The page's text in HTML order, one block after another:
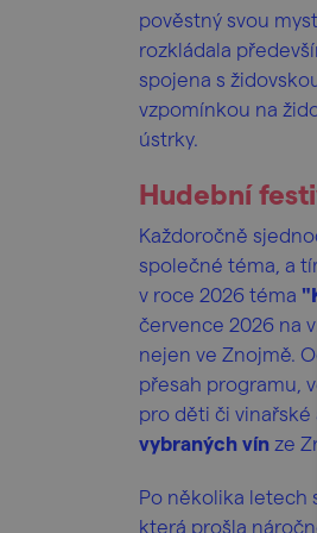
pověstný svou
rozkládala
spojena s
vzpomínkou na
ústrky.
Hudební
Každoročně
společné téma, a
v roce 2026 téma
července 2026 na
nejen ve Znojmě.
přesah programu,
pro děti či
vybraných vín ze
Po několika letech
která prošla